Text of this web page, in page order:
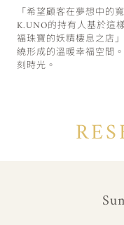
「希望顧客在夢想中的
K.UNO的持有人基於這
福珠寶的妖精棲息之店
繞形成的溫暖幸福空間
刻時光。